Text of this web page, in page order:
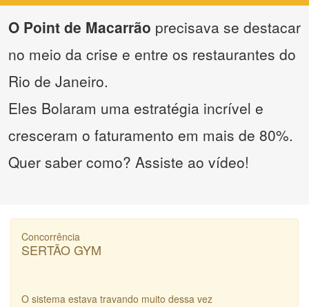
O Point de Macarrão precisava se destacar
no meio da crise e entre os restaurantes do
Rio de Janeiro.
Eles Bolaram uma estratégia incrível e
cresceram o faturamento em mais de 80%.
Quer saber como? Assiste ao vídeo!
Concorrência
SERTÃO GYM
O sistema estava travando muito dessa vez